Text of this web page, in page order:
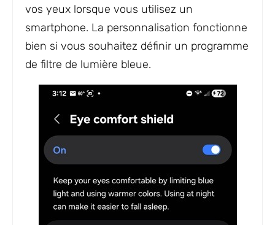
vos yeux lorsque vous utilisez un
smartphone. La personnalisation fonctionne
bien si vous souhaitez définir un programme
de filtre de lumière bleue.